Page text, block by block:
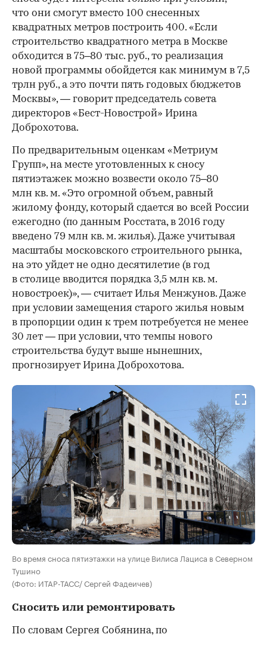
что они смогут вместо 100 снесенных
квадратных метров построить 400. «Если
строительство квадратного метра в Москве
обходится в 75–80 тыс. руб., то реализация
новой программы обойдется как минимум в 7,5
трлн руб., а это почти пять годовых бюджетов
Москвы», — говорит председатель совета
директоров «Бест-Новострой» Ирина
Доброхотова.
По предварительным оценкам «Метриум
Групп», на месте уготовленных к сносу
пятиэтажек можно возвести около 75–80
млн кв. м. «Это огромной объем, равный
жилому фонду, который сдается во всей России
ежегодно (по данным Росстата, в 2016 году
введено 79 млн кв. м. жилья). Даже учитывая
масштабы московского строительного рынка,
на это уйдет не одно десятилетие (в год
в столице вводится порядка 3,5 млн кв. м.
новостроек)», — считает Илья Менжунов. Даже
при условии замещения старого жилья новым
в пропорции один к трем потребуется не менее
30 лет — при условии, что темпы нового
строительства будут выше нынешних,
прогнозирует Ирина Доброхотова.
Во время сноса пятиэтажки на улице Вилиса Лациса в Северном
Тушино
(Фото: ИТАР-ТАСС/ Сергей Фадеичев)
Сносить или ремонтировать
По словам Сергея Собянина, по